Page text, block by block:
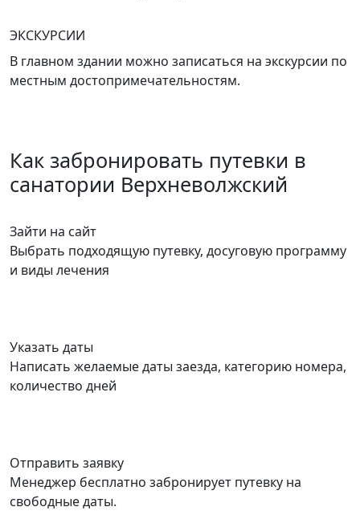
ЭКСКУРСИИ
В главном здании можно записаться на экскурсии по
местным достопримечательностям.
Как забронировать путевки в
санатории Верхневолжский
Зайти на сайт
Выбрать подходящую путевку, досуговую программу
и виды лечения
Указать даты
Написать желаемые даты заезда, категорию номера,
количество дней
Отправить заявку
Менеджер бесплатно забронирует путевку на
свободные даты.